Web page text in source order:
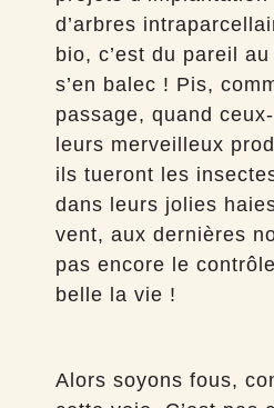
d’arbres
bio, c’est du pareil
s’en balec ! Pis,
passage, quand
leurs merveilleux
ils tueront les
dans leurs jolies
vent, aux dernières
pas encore le
belle la vie !
Alors soyons fous,